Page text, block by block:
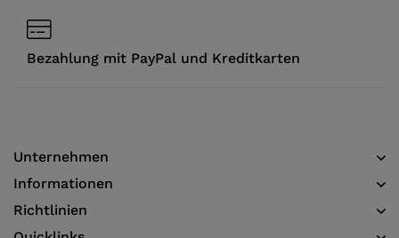
Bezahlung mit PayPal und Kreditkarten
Unternehmen
Informationen​
Richtlinien